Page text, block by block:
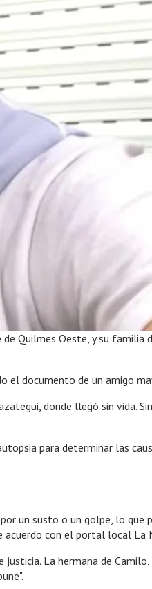
Quilmes Oeste, y su familia
el documento de un amigo
donde llegó sin vida.
para determinar las
un susto o un golpe, lo que
acuerdo con el portal local La
La hermana de